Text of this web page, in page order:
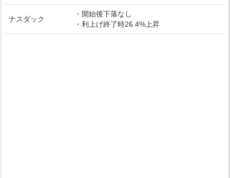
ナスダック
・開始後下落なし
・利上げ終了時26.4%上昇